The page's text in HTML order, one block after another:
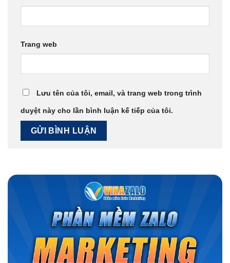
Trang web
Lưu tên của tôi, email, và trang web trong trình
duyệt này cho lần bình luận kế tiếp của tôi.